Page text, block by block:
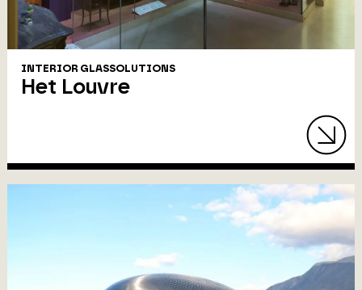
INTERIOR GLASSOLUTIONS
Het Louvre